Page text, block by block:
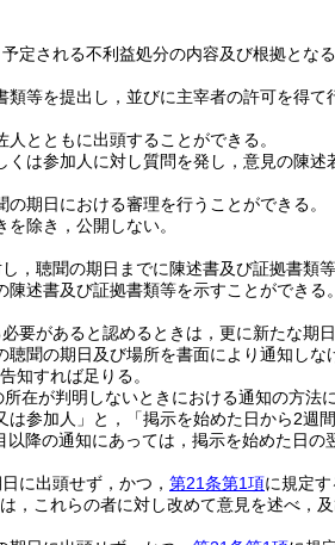
定される不利益処分の内容及び根拠とな
等を提出し，並びに主宰者の許可を得
とともに出頭することができる。
は参加人に対し質問を発し，意見の陳
期日における審理を行うことができる。
除き，公開しない。
聴聞の期日までに陳述書及び証拠書類
陳述書及び証拠書類等を示すことができる。
があると認めるときは，更に新たな期
聞の期日及び場所を書面により通知しな
知すれば足りる。
在が判明しないときにおける通知の方法
参加人」と，「掲示を始めた日から2週
降の通知にあっては，掲示を始めた日の
に出頭せず，かつ， 第21条第1項に規定
これらの者に対し改めて意見を述べ，